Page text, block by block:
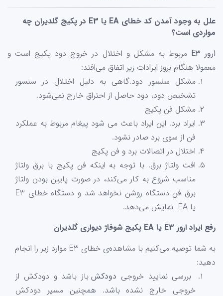
علل به وجود آمدن کد خطای EA یا E3 در پکیج گلدیران چه
مواردی است؟
ارور E3
مربوط به مشکل و اختلال در خروج دود پکیج است و
معمولا هنگام بروز ایرادات زیر اتفاق می‌افتد:
مشکل سنسور دود.گاهی به دلیل اختلال در سنسور
تشخیص دود، دود حاصل از احتراق خارج نمی‌شود.
مشکل فن پکیج
ایراد برد. این ایراد باعث می شود پیغام مربوط به عملکرد
فن از سوی برد صادر نشود.
اختلال در اتصالات برد و فن پکیج
افت ولتاژ برق. با توجه به اینکه فن پکیج با برق ولتاژ
مناسب شروع به کار می‌کند، در صورت پایین بودن ولتاژ
برق فن دستگاه روشن نخواهد شد و دستگاه خطای E3
یا EA نمایش می‌دهد.
رفع ایراد ارور E3 یا EA پکیج شوفاژ دیواری گلدیران
به شما توصیه می‌کنیم با مشاهده‌ی خطای E3 موارد زیر را انجام
دهید:
بررسی نمایید خروجی دودکش باز باشد و دودکش از
خروجی خارج نشده باشد. همچنین مسیر دودکش